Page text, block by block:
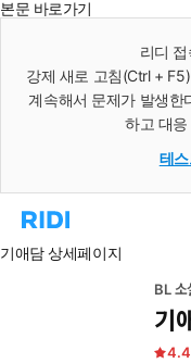
본문 바로가기
리디
강제 새로 고침(Ctrl +
계속해서 문제가 발생한
하고 대
테
리
홈
기애담 상세페이지
BL 소
기
4.4